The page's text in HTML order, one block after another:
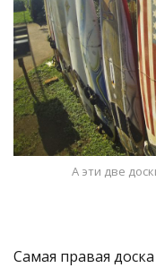
А эти две
Самая правая